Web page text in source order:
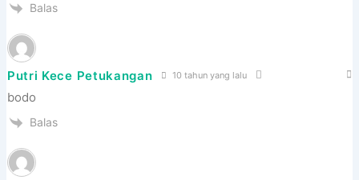
Balas
Putri Kece Petukangan 10 tahun yang lalu
bodo
Balas